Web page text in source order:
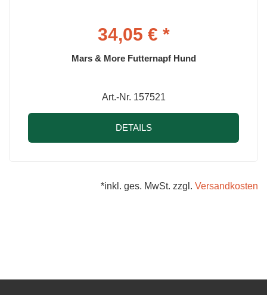
34,05 € *
Mars & More Futternapf Hund
Art.-Nr. 157521
DETAILS
*inkl. ges. MwSt. zzgl. Versandkosten